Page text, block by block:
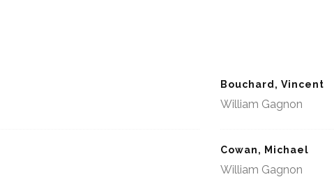
Bouchard, Vincent
William Gagnon
Cowan, Michael
William Gagnon